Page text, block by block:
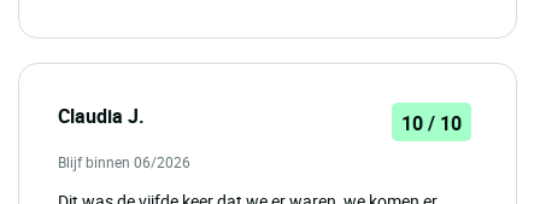
Claudia J. 10 / 10
Blijf binnen 06/2026